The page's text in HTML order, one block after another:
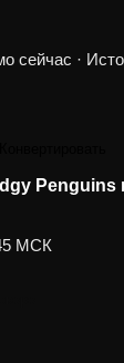
сейчас ·
Penguins
МСК